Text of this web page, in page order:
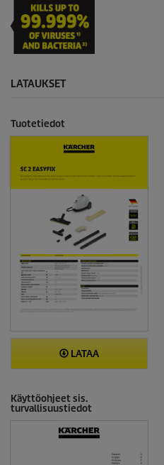
LATAUKSET
Tuotetiedot
LATAA
Käyttöohjeet sis.
turvallisuustiedot